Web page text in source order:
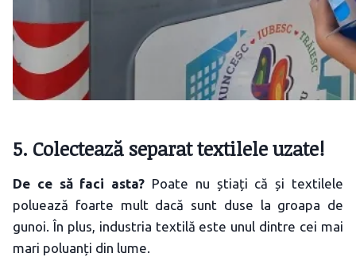
5. Colectează separat textilele uzate!
De ce să faci asta? Poate nu știați că și textilele
poluează foarte mult dacă sunt duse la groapa de
gunoi. În plus, industria textilă este unul dintre cei mai
mari poluanți din lume.